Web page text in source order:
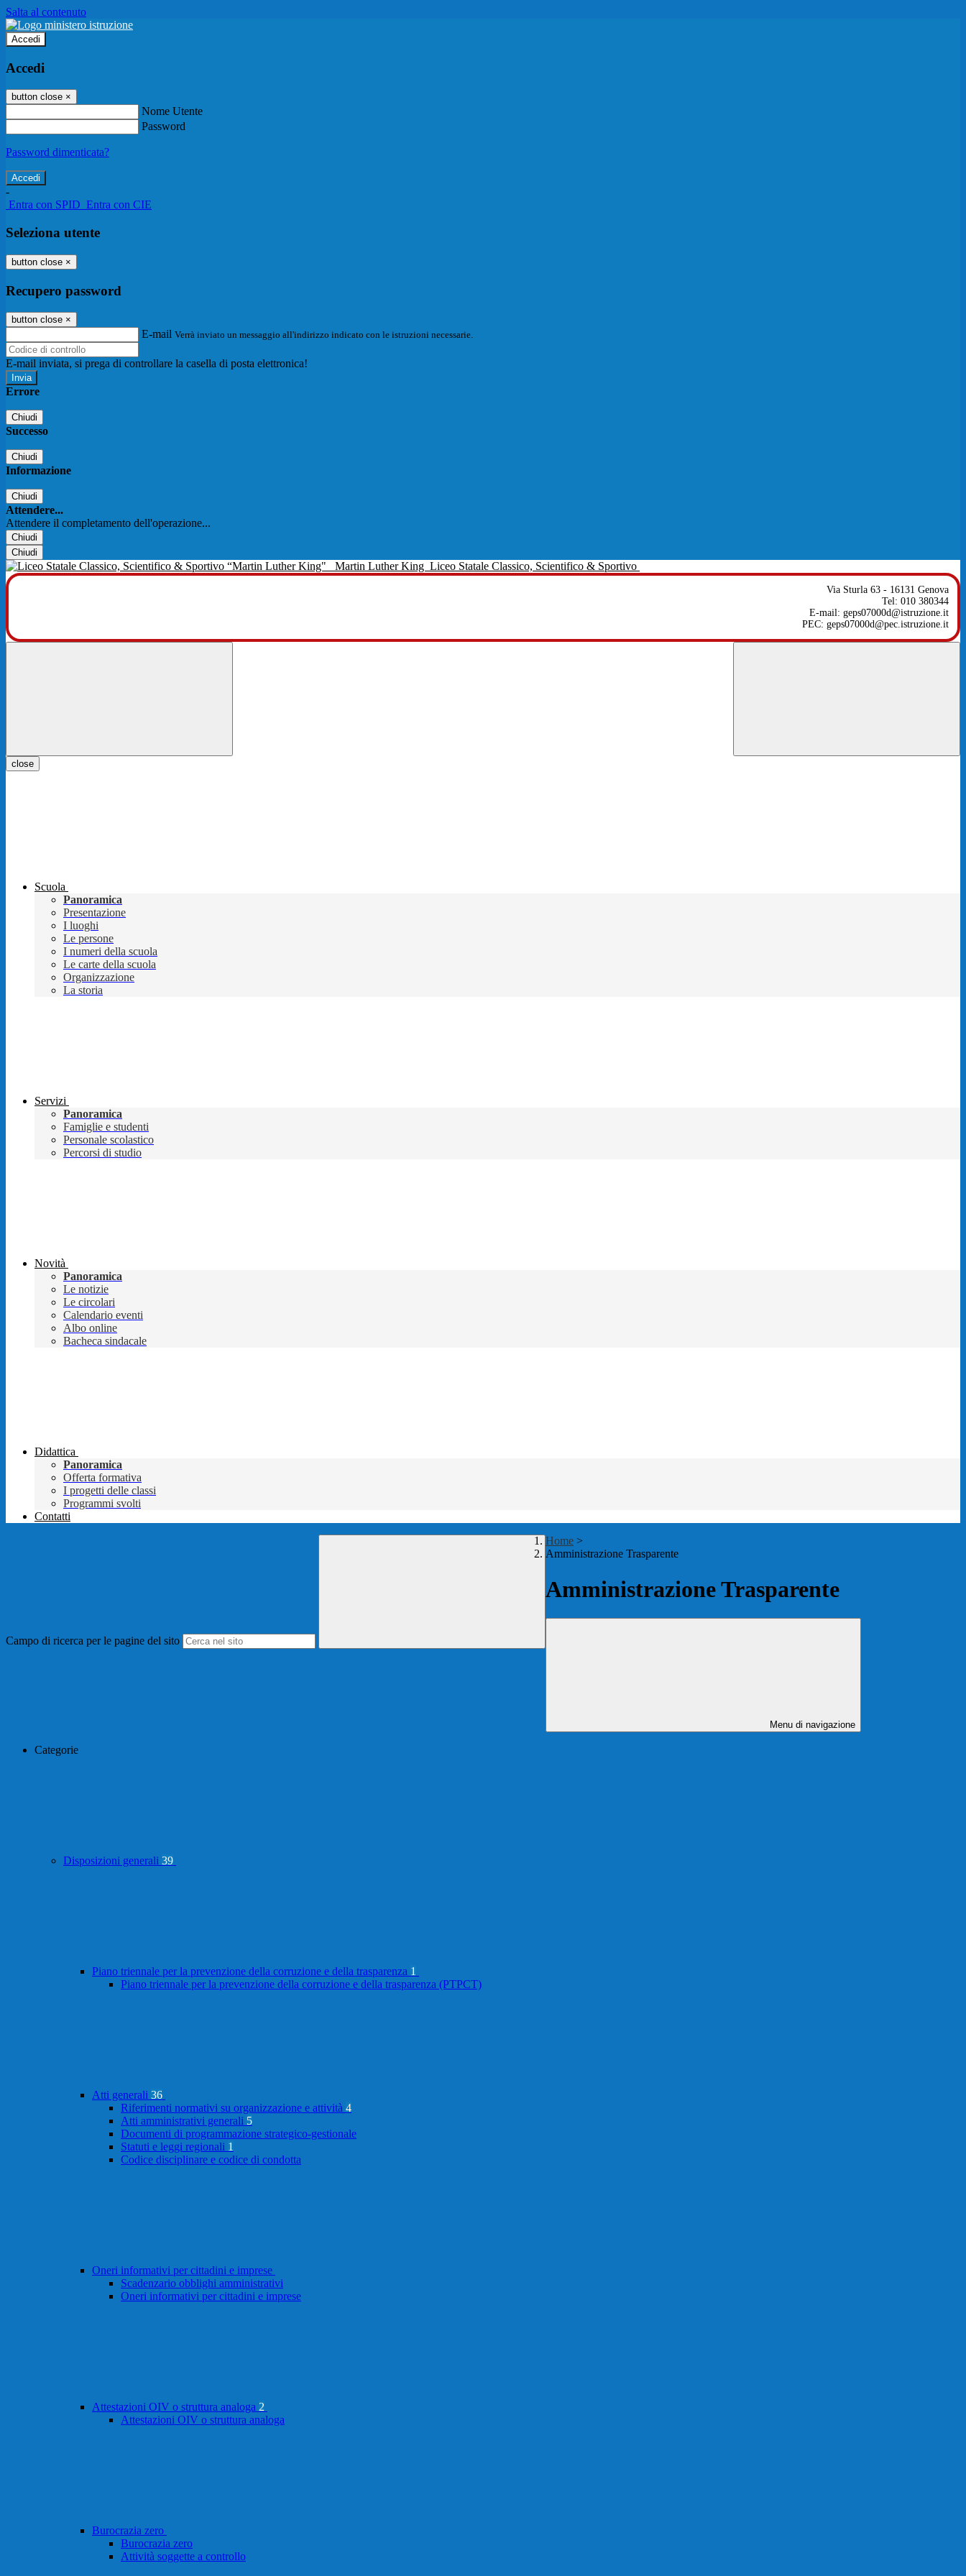
Salta al contenuto
Accedi
Accedi
button close ×
Nome Utente
Password
Password dimenticata?
-
Entra con SPID Entra con CIE
Seleziona utente
button close ×
Recupero password
button close ×
E-mail Verrà inviato un messaggio all'indirizzo indicato con le istruzioni necessarie.
E-mail inviata, si prega di controllare la casella di posta elettronica!
Errore
Chiudi
Successo
Chiudi
Informazione
Chiudi
Attendere...
Attendere il completamento dell'operazione...
Chiudi
Chiudi
Martin Luther King Liceo Statale Classico, Scientifico & Sportivo
Via Sturla 63 - 16131 Genova
Tel: 010 380344
E-mail: geps07000d@istruzione.it
PEC: geps07000d@pec.istruzione.it
close
Scuola
Panoramica
Presentazione
I luoghi
Le persone
I numeri della scuola
Le carte della scuola
Organizzazione
La storia
Servizi
Panoramica
Famiglie e studenti
Personale scolastico
Percorsi di studio
Novità
Panoramica
Le notizie
Le circolari
Calendario eventi
Albo online
Bacheca sindacale
Didattica
Panoramica
Offerta formativa
I progetti delle classi
Programmi svolti
Contatti
Campo di ricerca per le pagine del sito
Home >
Amministrazione Trasparente
Amministrazione Trasparente
Menu di navigazione
Categorie
Disposizioni generali 39
Piano triennale per la prevenzione della corruzione e della trasparenza 1
Piano triennale per la prevenzione della corruzione e della trasparenza (PTPCT)
Atti generali 36
Riferimenti normativi su organizzazione e attività 4
Atti amministrativi generali 5
Documenti di programmazione strategico-gestionale
Statuti e leggi regionali 1
Codice disciplinare e codice di condotta
Oneri informativi per cittadini e imprese
Scadenzario obblighi amministrativi
Oneri informativi per cittadini e imprese
Attestazioni OIV o struttura analoga 2
Attestazioni OIV o struttura analoga
Burocrazia zero
Burocrazia zero
Attività soggette a controllo